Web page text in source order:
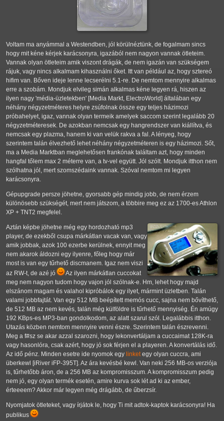
Voltam ma anyámmal a Westendben, jól körülnéztünk, de fogalmam sincs
hogy mit kéne kérjek karácsonyra, igazából nem nagyon vannak ötleteim.
Vannak olyan ötleteim amik viszont drágák, de nem igazán van szükségem
rájuk, vagy nincs alkalmam kihasználni őket. Itt van például az, hogy sztereó
hifim van. Bőven ideje lenne lecserélni 5.1-re. De nemtom mennyire alkalmas
erre a szobám. Mondjuk elvileg simán alkalmas kéne legyen rá, hiszen az
ilyen nagy 'média-üzletekben' [Media Markt, ElectroWorld] általában egy
néhány négyzetméteres helyre zsúfolnak össze egy teljes házimozi
próbahelyet, igaz, vannak olyan termeik amelyek saccom szerint legalább 20
négyzetméteresek. De azokban nemcsak egy hangrendszer van kiállítva, és
nemcsak egy plazma, hanem ki van velük rakva a fal. A lényeg, hogy
szerintem talán élvezhető lehet néhány négyzetméteren is egy házimozi. Sőt,
ma a Media Marktban meglehetősen frankónak találtam azt, hogy minden
hangfal tőlem max 2 méterre van, a tv-vel együtt. Jól szólt. Mondjuk itthon nem
szólhatna jól, mert szomszédaink vannak. Szóval nemtom mi legyen
karácsonyra.
Gépupgrade persze jöhetne, gyorsabb gép mindig jobb, de nem érzem
különösebb szükségét, mert nem játszom, a többire meg ez az 1700-es Athlon
XP + TNT2 megfelel.
Aztán képbe jöhetne még egy hordozható mp3
player, de ezekből csupa márkátlan vacak van, vagy
amik jobbak, azok 100 ezerbe kerülnek, ennyit meg
nem akarok áldozni egy ilyenre, főleg hogy már
most is van egy tűrhető discmanem. Igaz nem viszi
az RW-t, de azé jó
Az ilyen márkátlan cuccokat
meg nem nagyon tudom hogy vajon jól szólnak-e. Hm, lehet hogy majd
elszánom magam és valahol kipróbálok egy ilyet, mármint üzletben. Talán
valami jobbfajtát. Van egy 512 MB beépített memós cucc, sajna nem bővíthető,
de 512 MB az nem kevés, talán még külföldre is tűrhető mennyiség. Én amúgy
192 KBps-es MP3-ban gondolkodom, az alatt szarul szól. Legalábbis itthon.
Utazás közben nemtom mennyire venni észre. Szerintem talán észrevenni.
Meg a f#sz se akar azzal szarozni, hogy lekonvertáljam a cuccaimat 128K-ra
vagy hasonlóra, csak azért, hogy jó sok férjen el a playeren. A konvertálás idő.
Az idő pénz. Minden esetre ide nyomok egy linket egy olyan cuccra, ami
überkewl [iRiver iFP-395T]. Az ára kevésbé kewl. Van neki 256 MB-os verziója
is, tűrhetőbb áron, de a 256 MB az kompromisszum. A kompromisszum pedig
nem jó, egy olyan termék esetén, amire kurva sok lét ad ki az ember,
érteeeem? Akkor már legyen még drágább, de űberzsír.
Nyomjatok ötleteket, vagy írjátok le, hogy Ti mit adtok-kaptok karácsonyra! Ha
publikus